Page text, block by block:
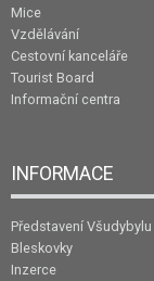
Mice
Vzdělávání
Cestovní kanceláře
Tourist Board
Informační centra
INFORMACE
Představení Všudybylu
Bleskovky
Inzerce